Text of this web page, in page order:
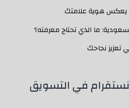
يعكس هوية علامتك
ما الذي تحتاج معرفته؟
تعزيز نجاحك
في التسويق